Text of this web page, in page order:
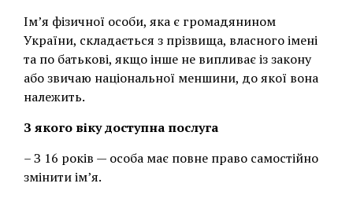
Ім’я фізичної особи, яка є громадянином
України, складається з прізвища, власного імені
та по батькові, якщо інше не випливає із закону
або звичаю національної меншини, до якої вона
належить.
З якого віку доступна послуга
– З 16 років — особа має повне право самостійно
змінити ім’я.